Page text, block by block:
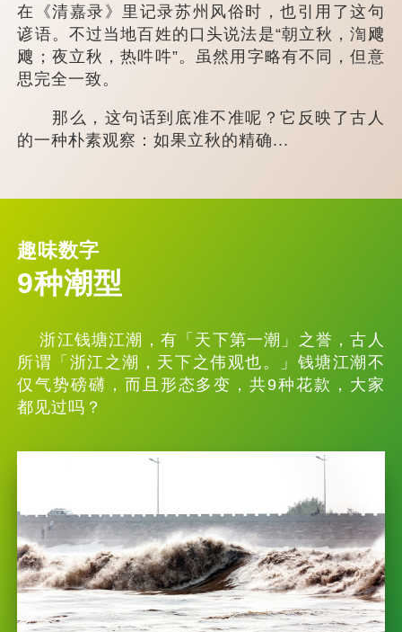
在《清嘉录》里记录苏州风俗时，也引用了这句
谚语。不过当地百姓的口头说法是“朝立秋，渹飕
飕；夜立秋，热吽吽”。虽然用字略有不同，但意
思完全一致。
那么，这句话到底准不准呢？它反映了古人
的一种朴素观察：如果立秋的精确...
趣味数字
9种潮型
浙江钱塘江潮，有「天下第一潮」之誉，古人
所谓「浙江之潮，天下之伟观也。」钱塘江潮不
仅气势磅礴，而且形态多变，共9种花款，大家
都见过吗？